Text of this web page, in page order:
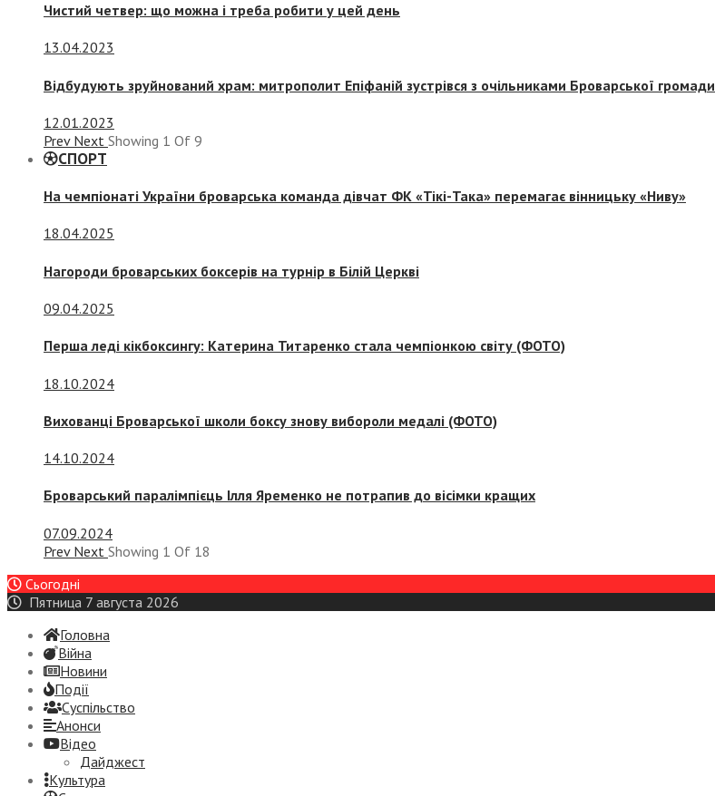
Чистий четвер: що можна і треба робити у цей день
13.04.2023
Відбудують зруйнований храм: митрополит Епіфаній зустрівся з очільниками Броварської громади
12.01.2023
Prev Next Showing 1 Of 9
СПОРТ
На чемпіонаті України броварська команда дівчат ФК «Тікі-Така» перемагає вінницьку «Ниву»
18.04.2025
Нагороди броварських боксерів на турнір в Білій Церкві
09.04.2025
Перша леді кікбоксингу: Катерина Титаренко стала чемпіонкою світу (ФОТО)
18.10.2024
Вихованці Броварської школи боксу знову вибороли медалі (ФОТО)
14.10.2024
Броварський паралімпієць Ілля Яременко не потрапив до вісімки кращих
07.09.2024
Prev Next Showing 1 Of 18
Сьогодні
Пятница 7 августа 2026
Головна
Війна
Новини
Події
Суспiльство
Анонси
Відео
Дайджест
Культура